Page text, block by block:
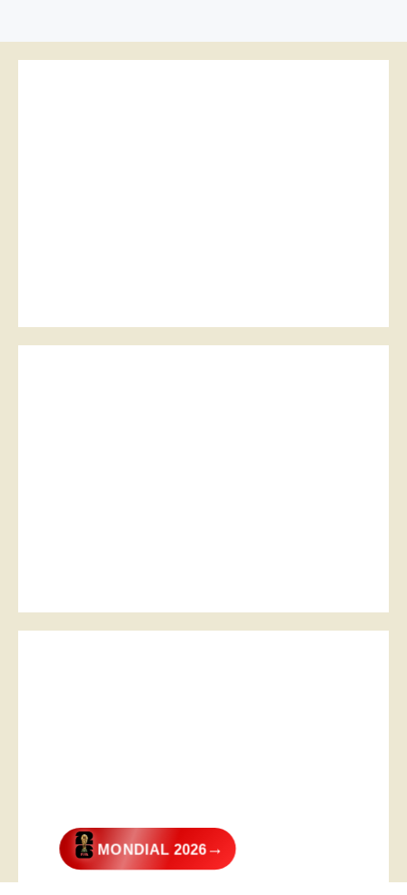
MONDIAL 2026→